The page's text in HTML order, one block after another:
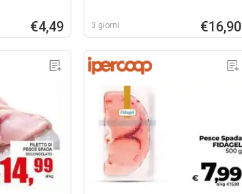
€4,49 3 giorni €16,90